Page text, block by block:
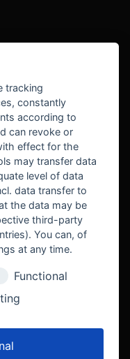
tracking
constantly
according to
can revoke or
effect for the
may transfer data
level of data
data transfer to
the data may be
third-party
You can, of
at any time.
Functional